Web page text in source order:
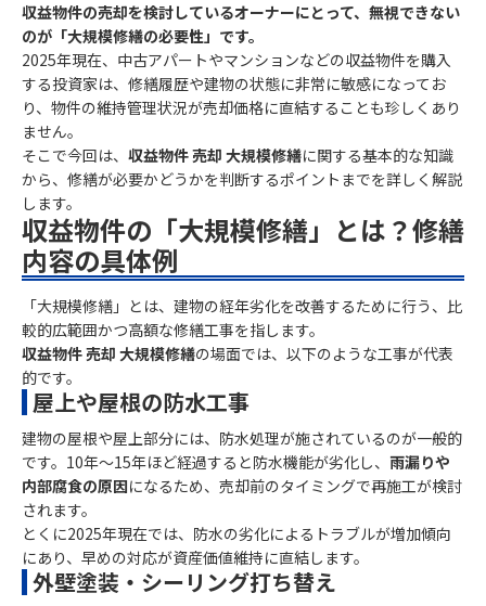
収益物件の売却を検討しているオーナーにとって、無視できない
のが「大規模修繕の必要性」です。
2025年現在、中古アパートやマンションなどの収益物件を購入
する投資家は、修繕履歴や建物の状態に非常に敏感になってお
り、物件の維持管理状況が売却価格に直結することも珍しくあり
ません。
そこで今回は、 収益物件 売却 大規模修繕に関する基本的な知識
から、修繕が必要かどうかを判断するポイントまでを詳しく解説
します。
収益物件の「大規模修繕」とは？修繕
内容の具体例
「大規模修繕」とは、建物の経年劣化を改善するために行う、比
較的広範囲かつ高額な修繕工事を指します。
収益物件 売却 大規模修繕の場面では、以下のような工事が代表
的です。
屋上や屋根の防水工事
建物の屋根や屋上部分には、防水処理が施されているのが一般的
です。10年～15年ほど経過すると防水機能が劣化し、 雨漏りや
内部腐食の原因になるため、売却前のタイミングで再施工が検討
されます。
とくに2025年現在では、防水の劣化によるトラブルが増加傾向
にあり、早めの対応が資産価値維持に直結します。
外壁塗装・シーリング打ち替え